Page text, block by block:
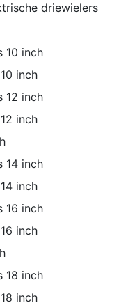
driewielers
10 inch
inch
12 inch
inch
14 inch
inch
16 inch
inch
18 inch
inch